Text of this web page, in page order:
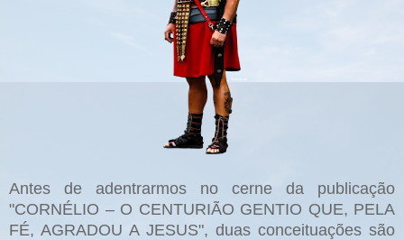
Antes de adentrarmos no cerne da publicação
"CORNÉLIO – O CENTURIÃO GENTIO QUE, PELA
FÉ, AGRADOU A JESUS", duas conceituações são